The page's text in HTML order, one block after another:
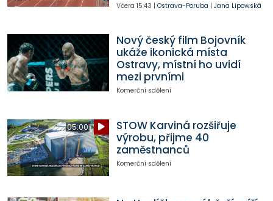
Včera 15:43 | Ostrava-Poruba | Jana Lipowská
Nový český film Bojovník
ukáže ikonická místa
Ostravy, místní ho uvidí
mezi prvními
Komerční sdělení
05:00
STOW Karviná rozšiřuje
výrobu, přijme 40
zaměstnanců
Komerční sdělení